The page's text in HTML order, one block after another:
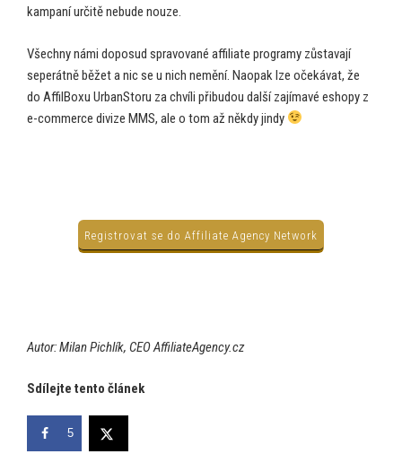
kampaní určitě nebude nouze.
Všechny námi doposud spravované affiliate programy zůstavají
seperátně běžet a nic se u nich nemění. Naopak lze očekávat, že
do AffilBoxu UrbanStoru za chvíli přibudou další zajímavé eshopy z
e-commerce divize MMS, ale o tom až někdy jindy
Registrovat se do Affiliate Agency Network
Autor: Milan Pichlík, CEO AffiliateAgency.cz
Sdílejte tento článek
5